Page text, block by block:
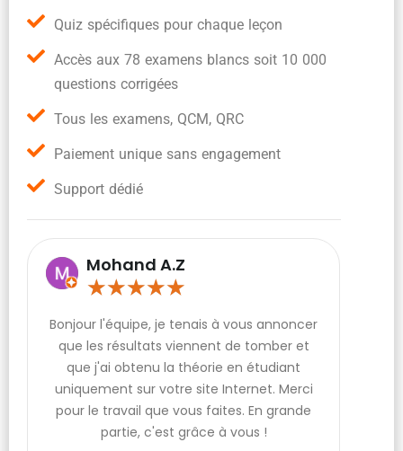
Quiz spécifiques pour chaque leçon
Accès aux 78 examens blancs soit 10 000
questions corrigées
Tous les examens, QCM, QRC
Paiement unique sans engagement
Support dédié
Mohand A.Z
★★★★★
Bonjour l'équipe, je tenais à vous annoncer
que les résultats viennent de tomber et
que j'ai obtenu la théorie en étudiant
uniquement sur votre site Internet. Merci
pour le travail que vous faites. En grande
partie, c'est grâce à vous !